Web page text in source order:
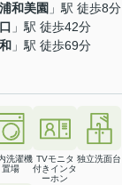
浦和美園 」駅 徒歩8分
」駅 徒歩42分
」駅 徒歩69分
洗濯機
置場
TVモニタ
付きインタ
ーホン
独立洗面台